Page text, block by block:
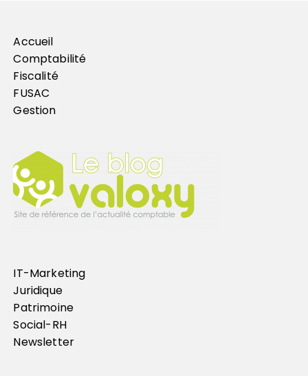
Accueil
Comptabilité
Fiscalité
FUSAC
Gestion
IT-Marketing
Juridique
Patrimoine
Social-RH
Newsletter